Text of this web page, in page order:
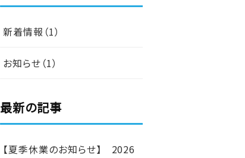
新着情報（1）
お知らせ（1）
最新の記事
【夏季休業のお知らせ】 2026